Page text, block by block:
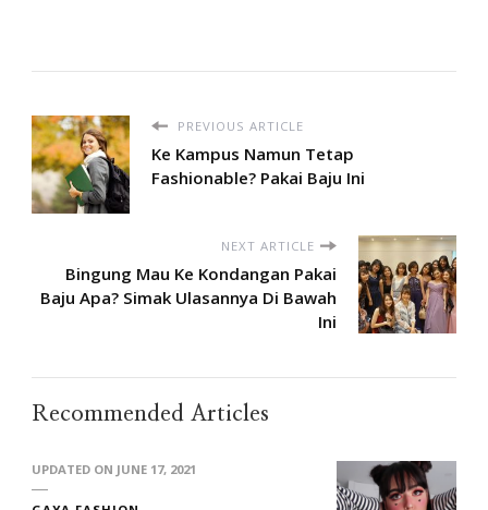
PREVIOUS ARTICLE
Ke Kampus Namun Tetap
Fashionable? Pakai Baju Ini
NEXT ARTICLE
Bingung Mau Ke Kondangan Pakai
Baju Apa? Simak Ulasannya Di Bawah
Ini
Recommended Articles
UPDATED ON JUNE 17, 2021